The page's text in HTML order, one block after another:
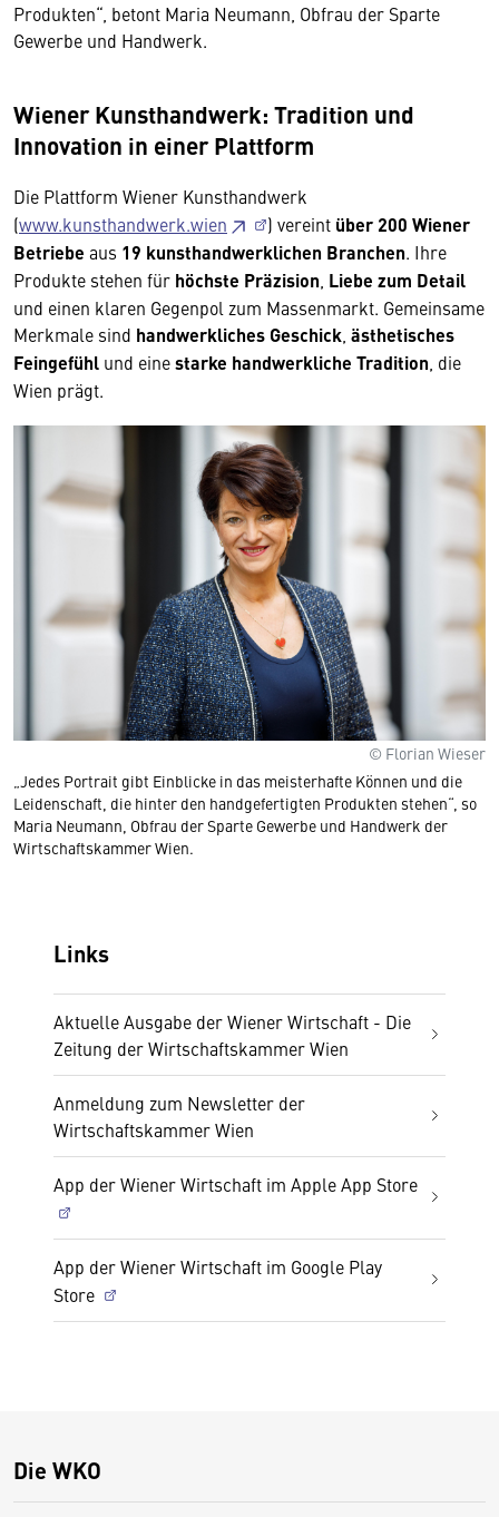
Produkten“, betont Maria Neumann, Obfrau der Sparte
Gewerbe und Handwerk.
Wiener Kunsthandwerk: Tradition und
Innovation in einer Plattform
Die Plattform Wiener Kunsthandwerk
(www.kunsthandwerk.wien ) vereint über 200 Wiener
Betriebe aus 19 kunsthandwerklichen Branchen. Ihre
Produkte stehen für höchste Präzision Liebe zum Detail
und einen klaren Gegenpol zum Massenmarkt. Gemeinsame
Merkmale sind handwerkliches Geschick ästhetisches
Feingefühl und einestarke handwerkliche Tradition , die
Wien prägt.
© Florian Wieser
„Jedes Portrait gibt Einblicke in das meisterhafte Können und die
Leidenschaft, die hinter den handgefertigten Produkten stehen“, so
Maria Neumann, Obfrau der Sparte Gewerbe und Handwerk der
Wirtschaftskammer Wien.
Links
Aktuelle Ausgabe der Wiener Wirtschaft - Die
Zeitung der Wirtschaftskammer Wien
Anmeldung zum Newsletter der
Wirtschaftskammer Wien
App der Wiener Wirtschaft im Apple App Store
App der Wiener Wirtschaft im Google Play
Store
Die WKO